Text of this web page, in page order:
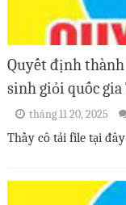
Quyết định
sinh giỏi quốc gia
tháng 11 20, 2025
Thầy cô tải file tại đây